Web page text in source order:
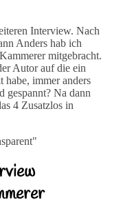
Anders hab ich
mitgebracht.
Autor auf die ein
habe, immer anders
gespannt? Na dann
4 Zusatzlos in